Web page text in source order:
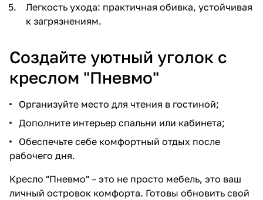
Легкость ухода: практичная обивка, устойчивая
к загрязнениям.
Создайте уютный уголок с
креслом "Пневмо"
Организуйте место для чтения в гостиной;
Дополните интерьер спальни или кабинета;
Обеспечьте себе комфортный отдых после
рабочего дня.
Кресло "Пневмо" – это не просто мебель, это ваш
личный островок комфорта. Готовы обновить свой